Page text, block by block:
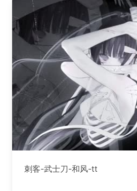
刺客-武士刀-和风-tt